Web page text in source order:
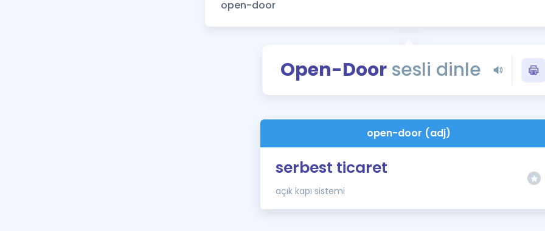
YDS - YÖKDİL
İngilizce
Open-Door sesli dinle
open-door (adj)
serbest ticaret
açık kapı sistemi